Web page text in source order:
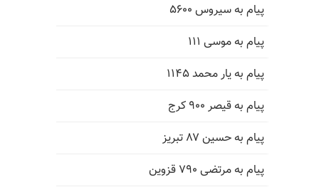
پیام به سیروس ۵۶۰۰
پیام به موسی ۱۱۱
پیام به یار محمد ۱۱۴۵
پیام به قیصر ۹۰۰ کرج
پیام به حسین ۸۷ تبریز
پیام به مرتضی ۷۹۰ قزوین